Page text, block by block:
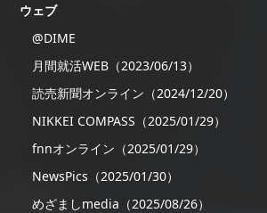
ウェブ
@DIME
月間就活WEB（2023/06/13）
読売新聞オンライン（2024/12/20）
NIKKEI COMPASS（2025/01/29）
fnnオンライン（2025/01/29）
NewsPics（2025/01/30）
めざましmedia（2025/08/26）